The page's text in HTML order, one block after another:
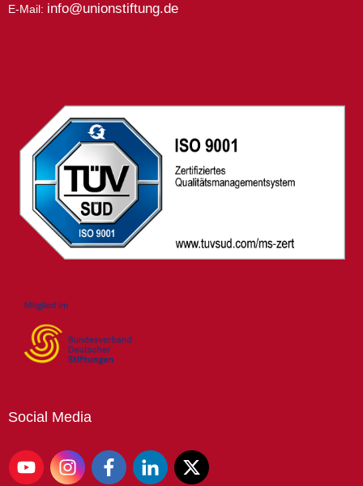
E-Mail: info@unionstiftung.de
Social Media